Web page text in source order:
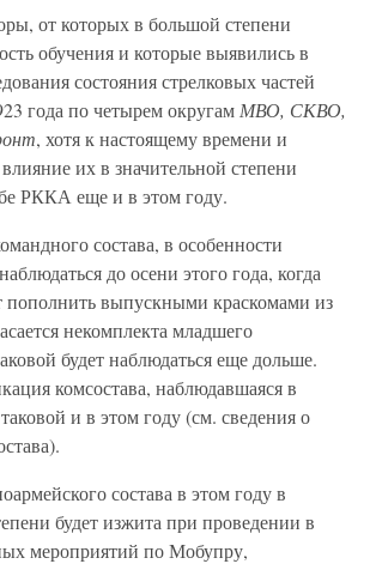
от которых в большой степени
обучения и которые выявились в
состояния стрелковых частей
года по четырем округам МВО, СКВО,
, хотя к настоящему времени и
их в значительной степени
РККА еще и в этом году.
состава, в особенности
до осени этого года, когда
пополнить выпускными краскомами из
некомплекта младшего
будет наблюдаться еще дольше.
комсостава, наблюдавшаяся в
и в этом году (см. сведения о
состава в этом году в
будет изжита при проведении в
мероприятий по Мобупру,